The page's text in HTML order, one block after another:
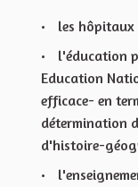
les hôpitaux
l'éducation
Education
efficace- en
détermination
d'histoire-